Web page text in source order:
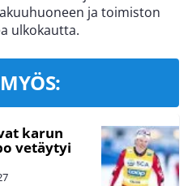
ja toimiston
ulkokautta.
karun
vetäytyi